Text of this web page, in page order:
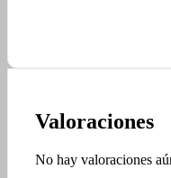
Valoraciones
No hay valoraciones